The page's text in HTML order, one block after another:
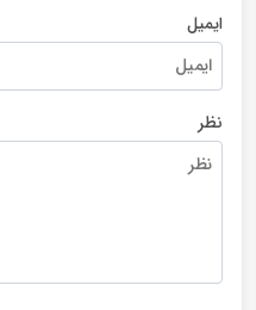
ایمیل
نظر